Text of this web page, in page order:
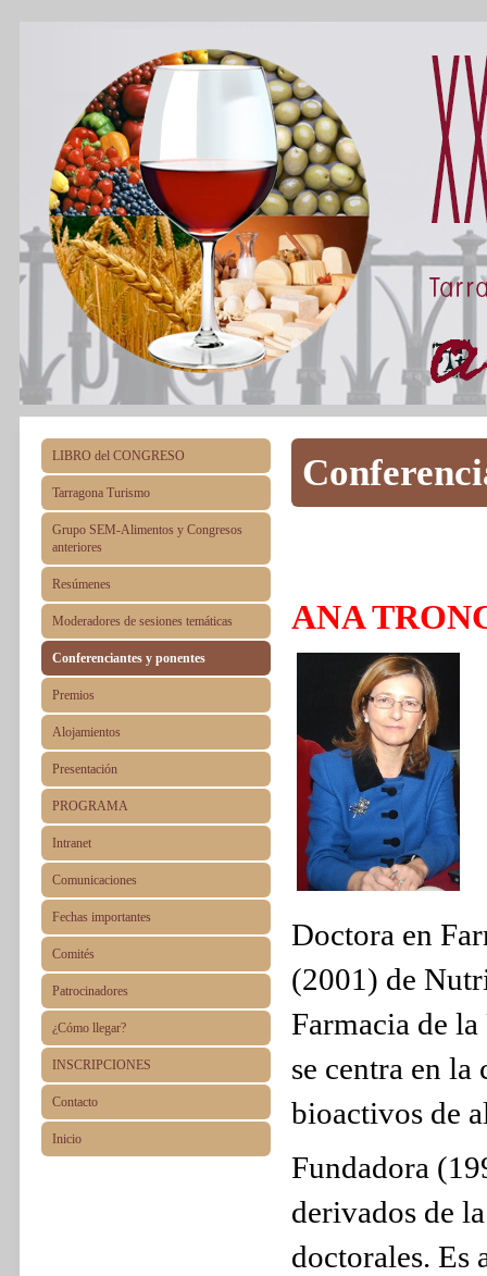
LIBRO del CONGRESO
Tarragona Turismo
Grupo SEM-Alimentos y Congresos
anteriores
Resúmenes
Moderadores de sesiones temáticas
Conferenciantes y ponentes
Premios
Alojamientos
Presentación
PROGRAMA
Intranet
Comunicaciones
Fechas importantes
Comités
Patrocinadores
¿Cómo llegar?
INSCRIPCIONES
Contacto
Inicio
ANA
Doctora en
(2001) de
Farmacia de
se centra en
bioactivos de
Fundadora
derivados de
doctorales. Es